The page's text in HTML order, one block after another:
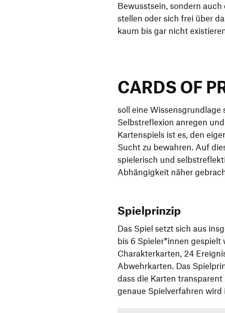
Bewusstsein, sondern
stellen oder sich frei über
kaum bis gar nicht
CARDS OF
soll eine
Selbstreflexion anregen
Kartenspiels ist es, den
Sucht zu bewahren. Auf
spielerisch und
Abhängigkeit näher
Spielprinzip
Das Spiel setzt sich aus
bis 6 Spieler*innen gespielt
Charakterkarten, 24
Abwehrkarten. Das
dass die Karten
genaue Spielverfahren